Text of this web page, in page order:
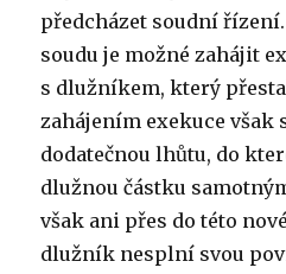
předcházet soudní
soudu je možné zahájit
s dlužníkem, který
zahájením exekuce však
dodatečnou lhůtu, do
dlužnou částku
však ani přes do této
dlužník nesplní svou